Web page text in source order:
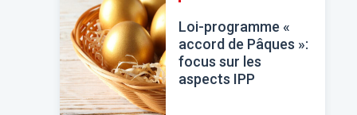
Loi-programme «
accord de Pâques »:
focus sur les
aspects IPP